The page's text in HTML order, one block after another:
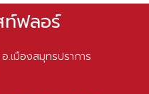
เมืองสมุทรปราการ
,081-9011748